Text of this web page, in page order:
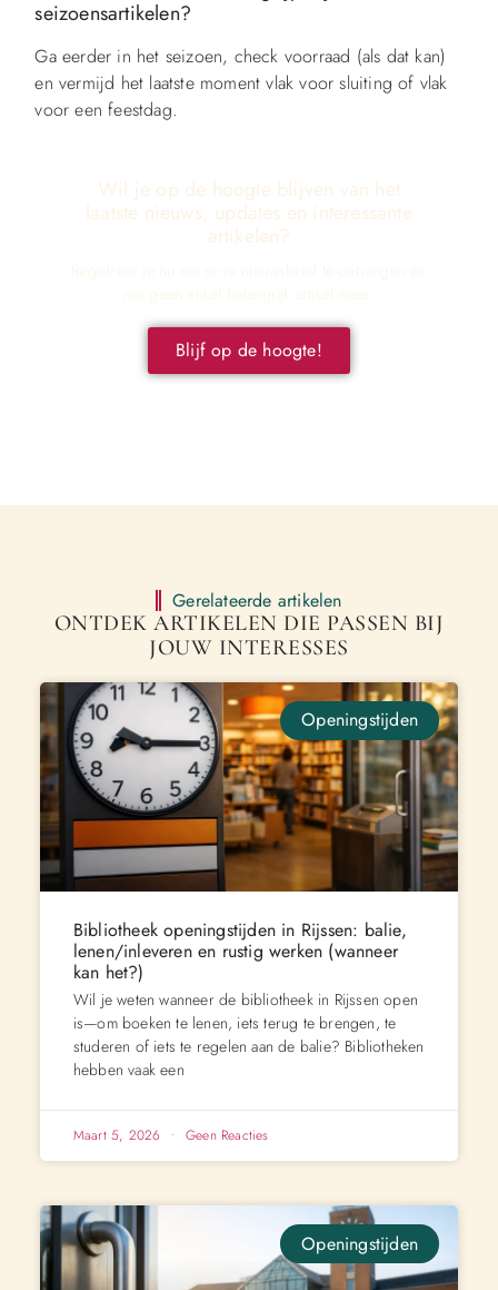
seizoensartikelen?
Ga eerder in het seizoen, check voorraad (als dat kan)
en vermijd het laatste moment vlak voor sluiting of vlak
voor een feestdag.
Wil je op de hoogte blijven van het
laatste nieuws, updates en interessante
artikelen?
Registreer je nu om onze nieuwsbrief te ontvangen en
mis geen enkel belangrijk artikel meer.
Blijf op de hoogte!
Gerelateerde artikelen
ONTDEK ARTIKELEN DIE PASSEN BIJ
JOUW INTERESSES
Openingstijden
Bibliotheek openingstijden in Rijssen: balie,
lenen/inleveren en rustig werken (wanneer
kan het?)
Wil je weten wanneer de bibliotheek in Rijssen open
is—om boeken te lenen, iets terug te brengen, te
studeren of iets te regelen aan de balie? Bibliotheken
hebben vaak een
Maart 5, 2026 Geen Reacties
Openingstijden